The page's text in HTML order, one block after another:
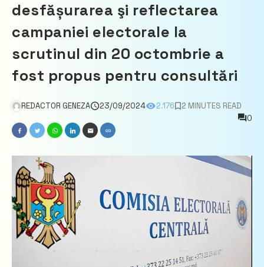
desfășurarea şi reflectarea
campaniei electorale la
scrutinul din 20 octombrie a
fost propus pentru consultări
REDACTOR GENEZA 23/09/2024 2.176
2 MINUTES READ
0